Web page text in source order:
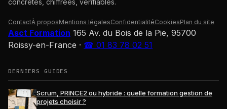
concrètes, chiffrées, vérifiables.
ContactÀ proposMentions légalesConfidentialitéCookiesPlan du site
Asct Formation 165 Av. du Bois de la Pie, 95700
Roissy-en-France · ☎ 01 83 78 02 51
DERNIERS GUIDES
Scrum, PRINCE2 ou hybride : quelle formation gestion de
projets choisir ?